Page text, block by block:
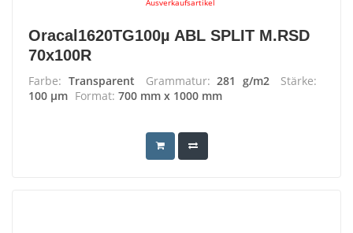
Ausverkaufsartikel
Oracal1620TG100µ ABL SPLIT M.RSD
70x100R
Farbe: Transparent Grammatur:281 g/m2
Stärke:
100 µm Format: 700 mm x 1000 mm